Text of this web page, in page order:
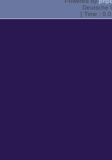
Deutsche
[ Time :